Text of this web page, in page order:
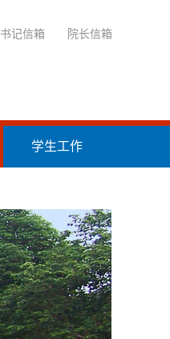
书记信箱 院长信箱
学生工作